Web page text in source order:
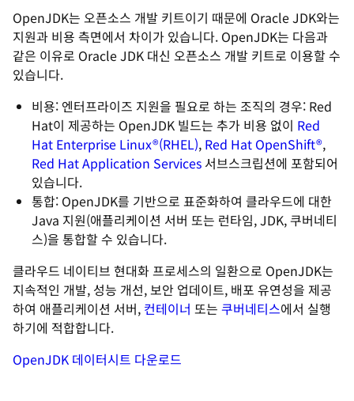
OpenJDK는 오픈소스 개발 키트이기 때문에 Oracle JDK와는
지원과 비용 측면에서 차이가 있습니다. OpenJDK는 다음과
같은 이유로 Oracle JDK 대신 오픈소스 개발 키트로 이용할 수
있습니다.
비용: 엔터프라이즈 지원을 필요로 하는 조직의 경우: Red
Hat이 제공하는 OpenJDK 빌드는 추가 비용 없이 Red
Hat Enterprise Linux®(RHEL), Red Hat OpenShift®,
Red Hat Application Services 서브스크립션에 포함되어
있습니다.
통합: OpenJDK를 기반으로 표준화하여 클라우드에 대한
Java 지원(애플리케이션 서버 또는 런타임, JDK, 쿠버네티
스)을 통합할 수 있습니다.
클라우드 네이티브 현대화 프로세스의 일환으로 OpenJDK는
지속적인 개발, 성능 개선, 보안 업데이트, 배포 유연성을 제공
하여 애플리케이션 서버, 컨테이너 또는 쿠버네티스에서 실행
하기에 적합합니다.
OpenJDK 데이터시트 다운로드